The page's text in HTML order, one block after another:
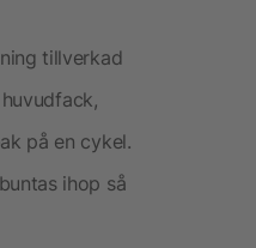
tillverkad
på en cykel.
ihop så